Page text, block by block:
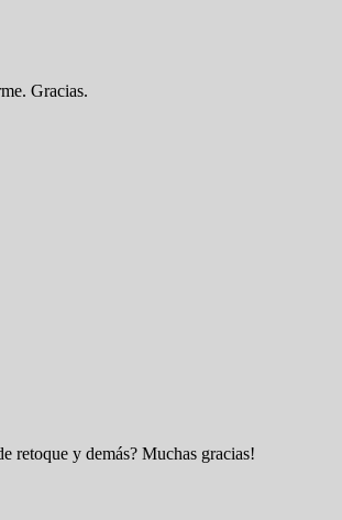
Gracias.
retoque y demás? Muchas gracias!